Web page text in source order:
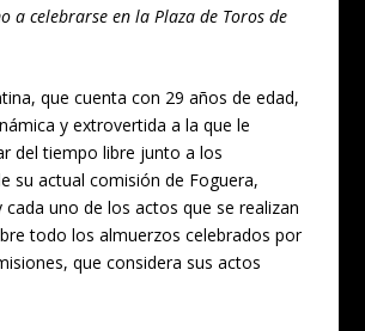
a celebrarse en la Plaza de Toros de
que cuenta con 29 años de edad,
y extrovertida a la que le
del tiempo libre junto a los
su actual comisión de Foguera,
uno de los actos que se realizan
todo los almuerzos celebrados por
que considera sus actos